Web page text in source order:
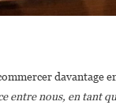
davantage
entre nous, en tant